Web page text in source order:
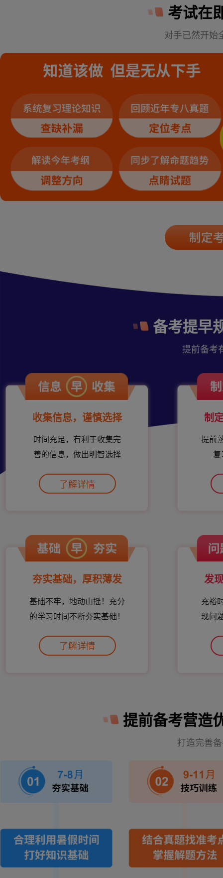
考试在
对手已然开
备考提早
提前备考
收集信息，谨慎选择
时间充足，有利于收集完
善的信息，做出明智选择
了解详情
制
提前
夯实基础，厚积薄发
基础不牢，地动山摇！充分
的学习时间不断夯实基础！
了解详情
发
充裕
现问
提前备考营造
打造完善